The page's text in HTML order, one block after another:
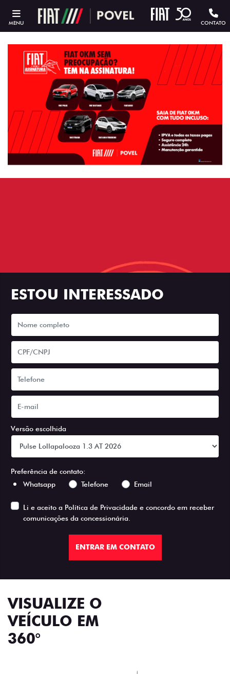
MENU CONTATO
ESTOU INTERESSADO
Versão escolhida
Preferência de contato:
Whatsapp
Telefone Email
Li e aceito a Política de Privacidade e concordo em receber
comunicações da concessionária.
ENTRAR EM CONTATO
VISUALIZE O
VEÍCULO EM
360°